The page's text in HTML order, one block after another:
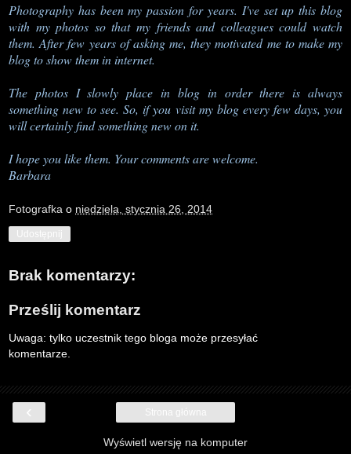
Photography has been my passion for years. I've set up this blog
with my photos so that my friends and colleagues could watch
them. After few years of asking me, they motivated me to make my
blog to show them in internet.
The photos I slowly place in blog in order there is always
something new to see. So, if you visit my blog every few days, you
will certainly find something new on it.
I hope you like them. Your comments are welcome.
Barbara
Fotografka o niedziela, stycznia 26, 2014
Udostępnij
Brak komentarzy:
Prześlij komentarz
Uwaga: tylko uczestnik tego bloga może przesyłać
komentarze.
‹ Strona główna
Wyświetl wersję na komputer